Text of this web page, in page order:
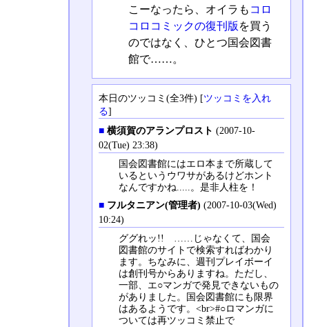
こーなったら、オイラも コロ
コロコミックの復刊版 を買う
のではなく、ひとつ国会図書
館で……。
本日のツッコミ(全3件) [ツッコミを入れ
る]
■ 横須賀のアランプロスト (2007-10-
02(Tue) 23:38)
国会図書館にはエロ本まで所蔵して
いるというウワサがあるけどホント
なんですかね.....。是非人柱を！
■ フルタニアン(管理者) (2007-10-03(Wed)
10:24)
ググれッ!! ……じゃなくて、国会
図書館のサイトで検索すればわかり
ます。ちなみに、週刊プレイボーイ
は創刊号からありますね。ただし、
一部、エ○マンガで発見できないもの
がありました。国会図書館にも限界
はあるようです。<br>#○ロマンガに
ついては再ツッコミ禁止で